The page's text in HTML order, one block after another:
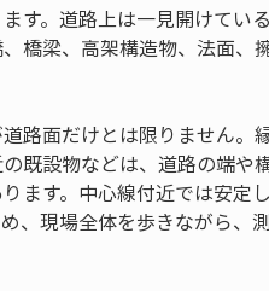
す。道路上は一見開けてい
橋梁、高架構造物、法面
路面だけとは限りません。
既設物などは、道路の端
ます。中心線付近では安定
、現場全体を歩きながら